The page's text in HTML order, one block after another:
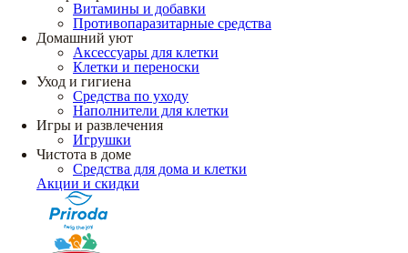
Витамины и добавки
Противопаразитарные средства
Домашний уют
Аксессуары для клетки
Клетки и переноски
Уход и гигиена
Средства по уходу
Наполнители для клетки
Игры и развлечения
Игрушки
Чистота в доме
Средства для дома и клетки
Акции и скидки